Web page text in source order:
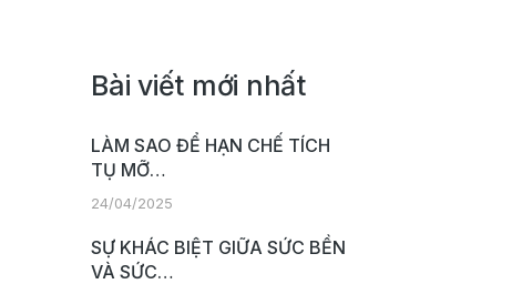
Bài viết mới nhất
LÀM SAO ĐỂ HẠN CHẾ TÍCH
TỤ MỠ…
24/04/2025
SỰ KHÁC BIỆT GIỮA SỨC BỀN
VÀ SỨC…